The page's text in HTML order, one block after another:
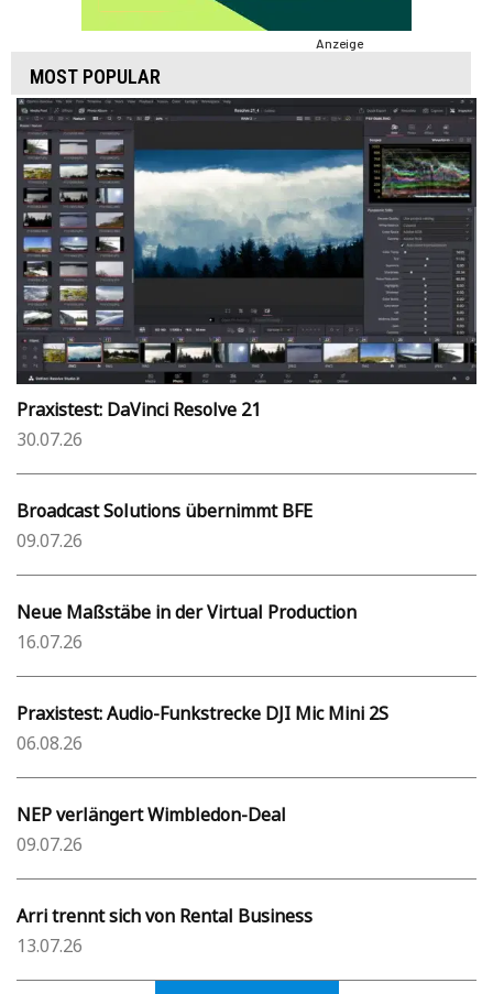
Anzeige
MOST POPULAR
Praxistest: DaVinci Resolve 21
30.07.26
Broadcast Solutions übernimmt BFE
09.07.26
Neue Maßstäbe in der Virtual Production
16.07.26
Praxistest: Audio-Funkstrecke DJI Mic Mini 2S
06.08.26
NEP verlängert Wimbledon-Deal
09.07.26
Arri trennt sich von Rental Business
13.07.26